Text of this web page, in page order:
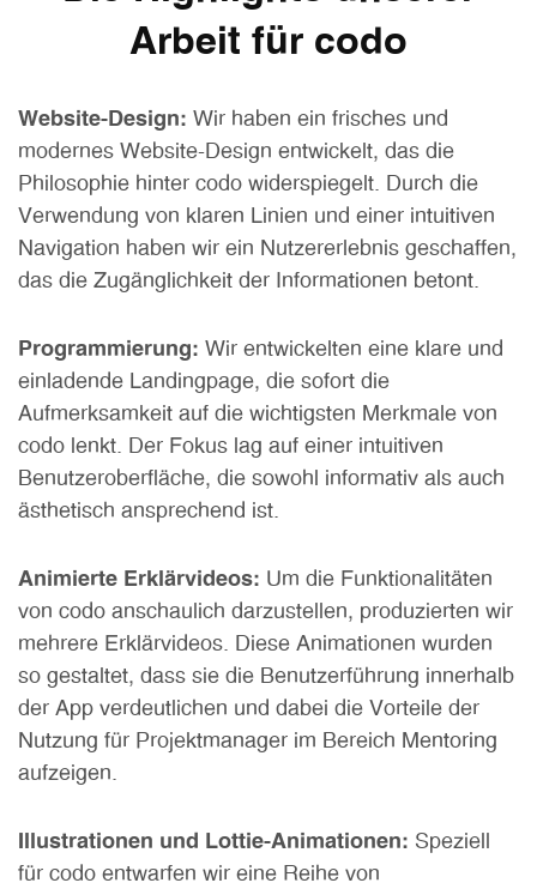
Arbeit für codo
Website-Design: Wir haben ein frisches und
modernes Website-Design entwickelt, das die
Philosophie hinter codo widerspiegelt. Durch die
Verwendung von klaren Linien und einer intuitiven
Navigation haben wir ein Nutzererlebnis geschaffen,
das die Zugänglichkeit der Informationen betont.
Programmierung: Wir entwickelten eine klare und
einladende Landingpage, die sofort die
Aufmerksamkeit auf die wichtigsten Merkmale von
codo lenkt. Der Fokus lag auf einer intuitiven
Benutzeroberfläche, die sowohl informativ als auch
ästhetisch ansprechend ist.
Animierte Erklärvideos: Um die Funktionalitäten
von codo anschaulich darzustellen, produzierten wir
mehrere Erklärvideos. Diese Animationen wurden
so gestaltet, dass sie die Benutzerführung innerhalb
der App verdeutlichen und dabei die Vorteile der
Nutzung für Projektmanager im Bereich Mentoring
aufzeigen.
Illustrationen und Lottie-Animationen: Speziell
für codo entwarfen wir eine Reihe von